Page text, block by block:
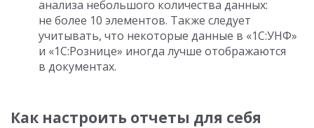
анализа небольшого количества данных:
не более 10 элементов. Также следует
учитывать, что некоторые данные в «1С:УНФ»
и «1С:Рознице» иногда лучше отображаются
в документах.
Как настроить отчеты для себя